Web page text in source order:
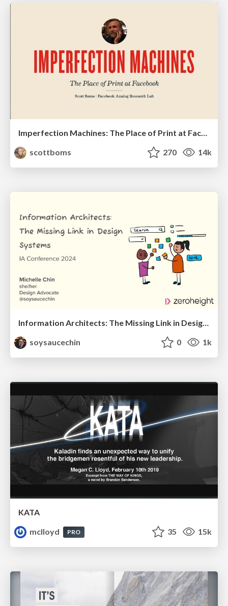
Imperfection Machines: The Place of Print at Facebook
scottboms
270 14k
Information Architects: The Missing Link in Design Systems
soysaucechin
0 1k
KATA
mclloyd
PRO 35 15k